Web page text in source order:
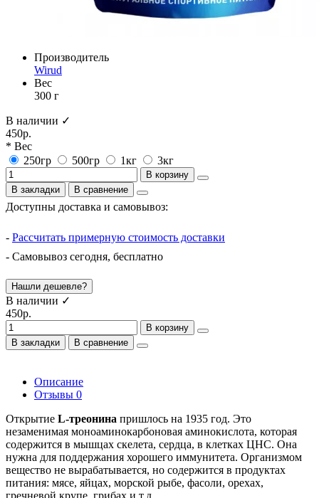
Производитель
Wirud
Вес
300 г
В наличии ✓
450р.
* Вес
250гр
500гр 1кг 3кг
В корзину
В закладки
В сравнение
Доступны доставка и самовывоз:
- Рассчитать примерную стоимость доставки
- Самовывоз сегодня, бесплатно
Нашли дешевле?
В наличии ✓
450р.
В корзину
В закладки
В сравнение
Описание
Отзывы 0
Открытие L-треонина пришлось на 1935 год. Это
незаменимая моноаминокарбоновая аминокислота, которая
содержится в мышцах скелета, сердца, в клетках ЦНС. Она
нужна для поддержания хорошего иммунитета. Организмом
вещество не вырабатывается, но содержится в продуктах
питания: мясе, яйцах, морской рыбе, фасоли, орехах,
гречневой крупе, грибах и т.д.